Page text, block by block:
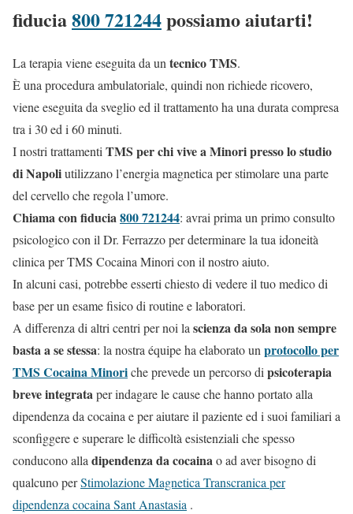
fiducia800 721244possiamo aiutarti!
La terapia viene eseguita da untecnico TMS.
È una procedura ambulatoriale, quindi non richiede ricovero,
viene eseguita da sveglio ed il trattamento ha una durata compresa
tra i 30 ed i 60 minuti.
I nostri trattamentiTMS per chi vive a Minori presso lo studio
di Napoliutilizzano l’energia magnetica per stimolare una parte
del cervello che regola l’umore.
Chiama con fiducia800 721244: avrai prima un primo consulto
psicologico con il Dr. Ferrazzo per determinare la tua idoneità
clinica per TMS Cocaina Minori con il nostro aiuto.
In alcuni casi, potrebbe esserti chiesto di vedere il tuo medico di
base per un esame fisico di routine e laboratori.
A differenza di altri centri per noi lascienza da sola non sempre
basta a se stessa: la nostra équipe ha elaborato unprotocollo per
TMS Cocaina Minoriche prevede un percorso dipsicoterapia
breve integrataper indagare le cause che hanno portato alla
dipendenza da cocaina e per aiutare il paziente ed i suoi familiari a
sconfiggere e superare le difficoltà esistenziali che spesso
conducono alladipendenza da cocainao ad aver bisogno di
qualcuno perStimolazione Magnetica Transcranica per
dipendenza cocaina Sant Anastasia .